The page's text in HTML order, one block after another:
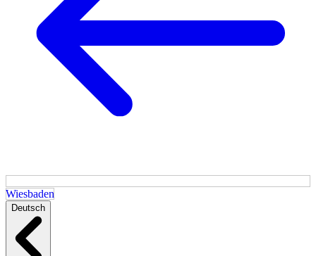
Wiesbaden
Deutsch